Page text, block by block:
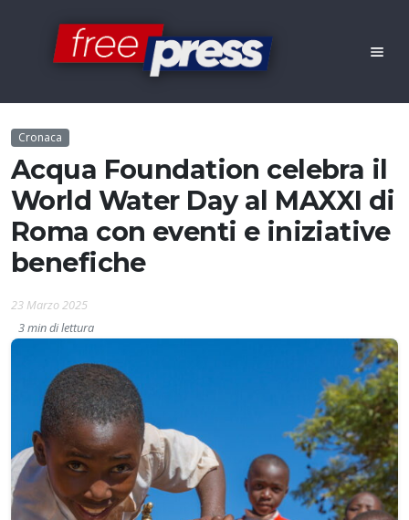
Cronaca
Acqua Foundation celebra il
World Water Day al MAXXI di
Roma con eventi e iniziative
benefiche
23 Marzo 2025
3 min di lettura